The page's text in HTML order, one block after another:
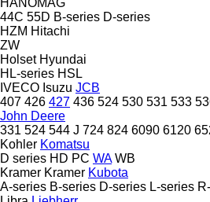
44C 55D B-series D-series
HZM Hitachi
ZW
Holset Hyundai
HL-series HSL
IVECO Isuzu JCB
407 426 427 436 524 530 531 533
John Deere
331 524 544 J 724 824 6090 6120
Kohler Komatsu
D series HD PC WA WB
Kramer Kramer Kubota
A-series B-series D-series L-series